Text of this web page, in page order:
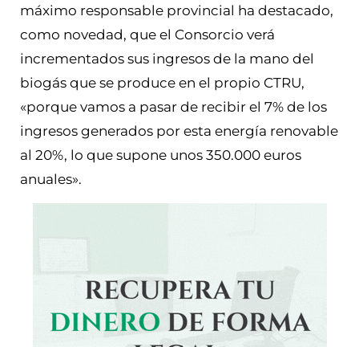
máximo responsable provincial ha destacado,
como novedad, que el Consorcio verá
incrementados sus ingresos de la mano del
biogás que se produce en el propio CTRU,
«porque vamos a pasar de recibir el 7% de los
ingresos generados por esta energía renovable
al 20%, lo que supone unos 350.000 euros
anuales».